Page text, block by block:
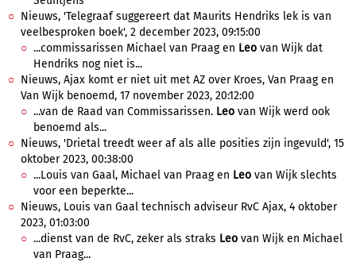
Nieuws, 'Telegraaf suggereert dat Maurits Hendriks lek is van
veelbesproken boek', 2 december 2023, 09:15:00
...commissarissen Michael van Praag en Leo van Wijk dat
Hendriks nog niet is...
Nieuws, Ajax komt er niet uit met AZ over Kroes, Van Praag en
Van Wijk benoemd, 17 november 2023, 20:12:00
...van de Raad van Commissarissen. Leo van Wijk werd ook
benoemd als...
Nieuws, 'Drietal treedt weer af als alle posities zijn ingevuld', 15
oktober 2023, 00:38:00
...Louis van Gaal, Michael van Praag en Leo van Wijk slechts
voor een beperkte...
Nieuws, Louis van Gaal technisch adviseur RvC Ajax, 4 oktober
2023, 01:03:00
...dienst van de RvC​, zeker als straks Leo van Wijk en Michael
van Praag...